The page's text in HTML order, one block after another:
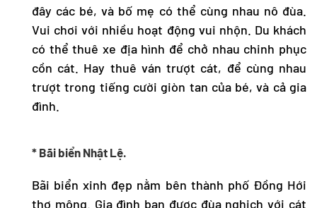
đây các bé, và bố mẹ có thể cùng nhau nô đùa.
Vui chơi với nhiều hoạt động vui nhộn. Du khách
có thể thuê xe địa hình để chở nhau chinh phục
cồn cát. Hay thuê ván trượt cát, để cùng nhau
trượt trong tiếng cười giòn tan của bé, và cả gia
đình.
* Bãi biển Nhật Lệ.
Bãi biển xinh đẹp nằm bên thành phố Đồng Hới
thơ mộng. Gia đình bạn được đùa nghịch với cát